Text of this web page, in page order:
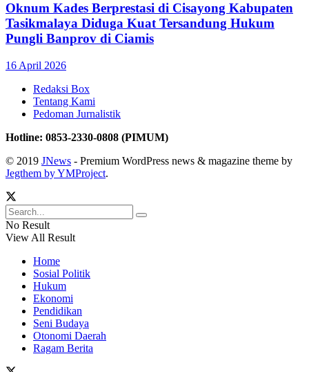
Oknum Kades Berprestasi di Cisayong Kabupaten
Tasikmalaya Diduga Kuat Tersandung Hukum
Pungli Banprov di Ciamis
16 April 2026
Redaksi Box
Tentang Kami
Pedoman Jurnalistik
Hotline: 0853-2330-0808 (PIMUM)
© 2019 JNews - Premium WordPress news & magazine theme by
Jegthem by YMProject.
No Result
View All Result
Home
Sosial Politik
Hukum
Ekonomi
Pendidikan
Seni Budaya
Otonomi Daerah
Ragam Berita